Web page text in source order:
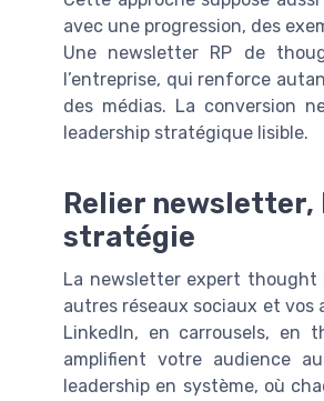
avec une progression, des
Une newsletter RP de
l’entreprise, qui renforce
des médias. La conversion
leadership stratégique lisible.
Relier newsletter,
stratégie
La newsletter expert thought
autres réseaux sociaux et vos
LinkedIn, en carrousels, en
amplifient votre audience
leadership en système, où